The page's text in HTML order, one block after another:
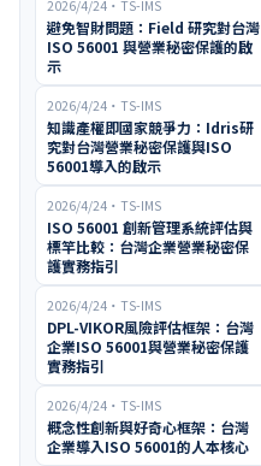
2026/4/24 ・ TS-IMS
避免智財問題：Field 研究對台灣
ISO 56001 與營業秘密保護的啟
示
2026/4/24 ・ TS-IMS
知識產權即國家競爭力：Idris研
究對台灣營業秘密保護與ISO
56001導入的啟示
2026/4/24 ・ TS-IMS
ISO 56001 創新管理系統評估與
標竿比較：台灣企業營業秘密保
護實務指引
2026/4/24 ・ TS-IMS
DPL-VIKOR風險評估框架：台灣
企業ISO 56001與營業秘密保護
實務指引
2026/4/24 ・ TS-IMS
概念性創新與好奇心框架：台灣
企業導入ISO 56001的人本核心